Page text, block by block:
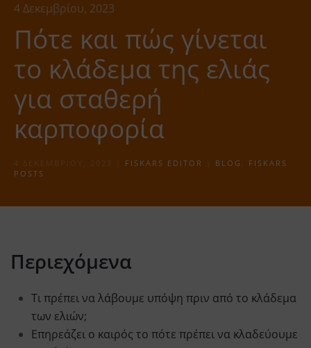
4 Δεκεμβρίου, 2023
Πότε και πώς γίνεται
το κλάδεμα της ελιάς
για σταθερή
καρποφορία
4 ΔΕΚΕΜΒΡΊΟΥ, 2023 FISKARS EDITOR BLOG , FISKARS
POSTS
Περιεχόμενα
Τι πρέπει να λάβουμε υπόψη πριν από το κλάδεμα
των ελιών;
Επηρεάζει ο καιρός το πότε πρέπει να κλαδεύουμε